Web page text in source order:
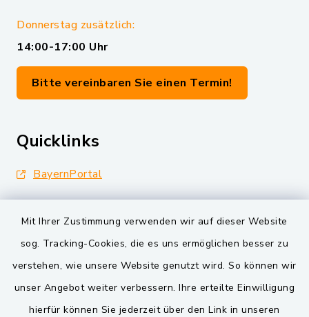
Mit Ihrer Zustimmung verwenden wir auf dieser Website
sog. Tracking-Cookies, die es uns ermöglichen besser zu
verstehen, wie unsere Website genutzt wird. So können wir
unser Angebot weiter verbessern. Ihre erteilte Einwilligung
hierfür können Sie jederzeit über den Link in unseren
Donnerstag zusätzlich:
14:00-17:00 Uhr
Bitte vereinbaren Sie einen Termin!
Quicklinks
BayernPortal
Landkreis Schwandorf
VG und Gemeinden
Markt Schwarzenfeld